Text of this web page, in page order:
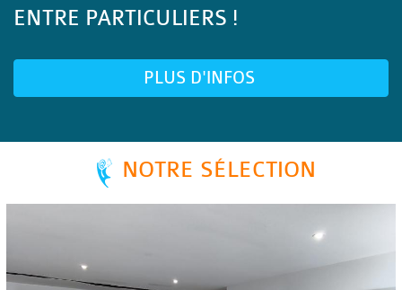
ENTRE PARTICULIERS !
PLUS D'INFOS
NOTRE SÉLECTION